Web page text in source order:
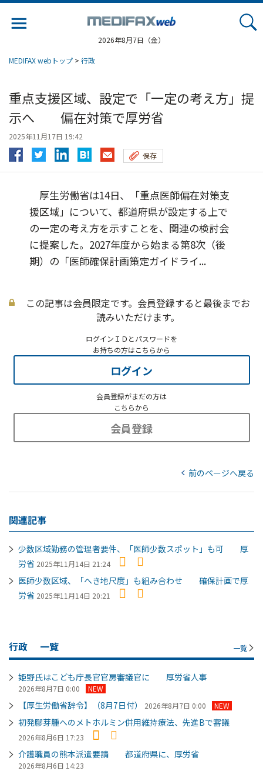
2026年8月7日（金）
MEDIFAX webトップ > 行政
重点支援区域、設定で「一定の考え方」提
示へ 偏在対策で厚労省
2025年11月17日 19:42
保存
厚生労働省は14日、「重点医師偏在対策支
援区域」について、都道府県が設定する上で
の一定の考え方を示すことを、関連の検討会
に提案した。2027年度から始まる第8次（後
期）の「医師確保計画策定ガイドライ...
この記事は会員限定です。会員登録すると最後までお
読みいただけます。
ログインＩＤとパスワードを
お持ちの方はこちらから
ログイン
会員登録がまだの方は
こちらから
会員登録
前のページへ戻る
関連記事
少数区域勤務の管理者要件、「医師少数スポット」も可 厚
労省 2025年11月14日 21:24
医師少数区域、「へき地尺度」も組み合わせ 確保計画で厚
労省 2025年11月14日 20:21
行政 一覧 一覧
姫野氏はこども庁長官官房審議官に 厚労省人事
2026年8月7日 0:00 NEW
【厚生労働省辞令】（8月7日付） 2026年8月7日 0:00 NEW
初発膠芽腫へのメトホルミン併用維持療法、先進Bで審議
2026年8月6日 17:23
介護職員の熊本派遣要請 都道府県に、厚労省
2026年8月6日 14:23